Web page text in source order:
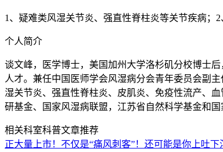
1、疑难类风湿关节炎、强直性脊柱炎等关节疾病；
个人简介
谈文峰，医学博士，美国加州大学洛杉矶分校博士
人才。兼任中国医师学会风湿病分会青年委员会副
湿关节炎、强直性脊柱炎、皮肌炎、免疫性流产、
研基金、国家风湿病联盟，江苏省自然科学基金和
相关科室科普文章推荐
正大量上市！不仅是“痛风刺客”！还可能是你上吐